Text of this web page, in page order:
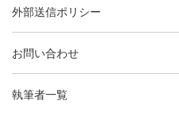
外部送信ポリシー
お問い合わせ
執筆者一覧